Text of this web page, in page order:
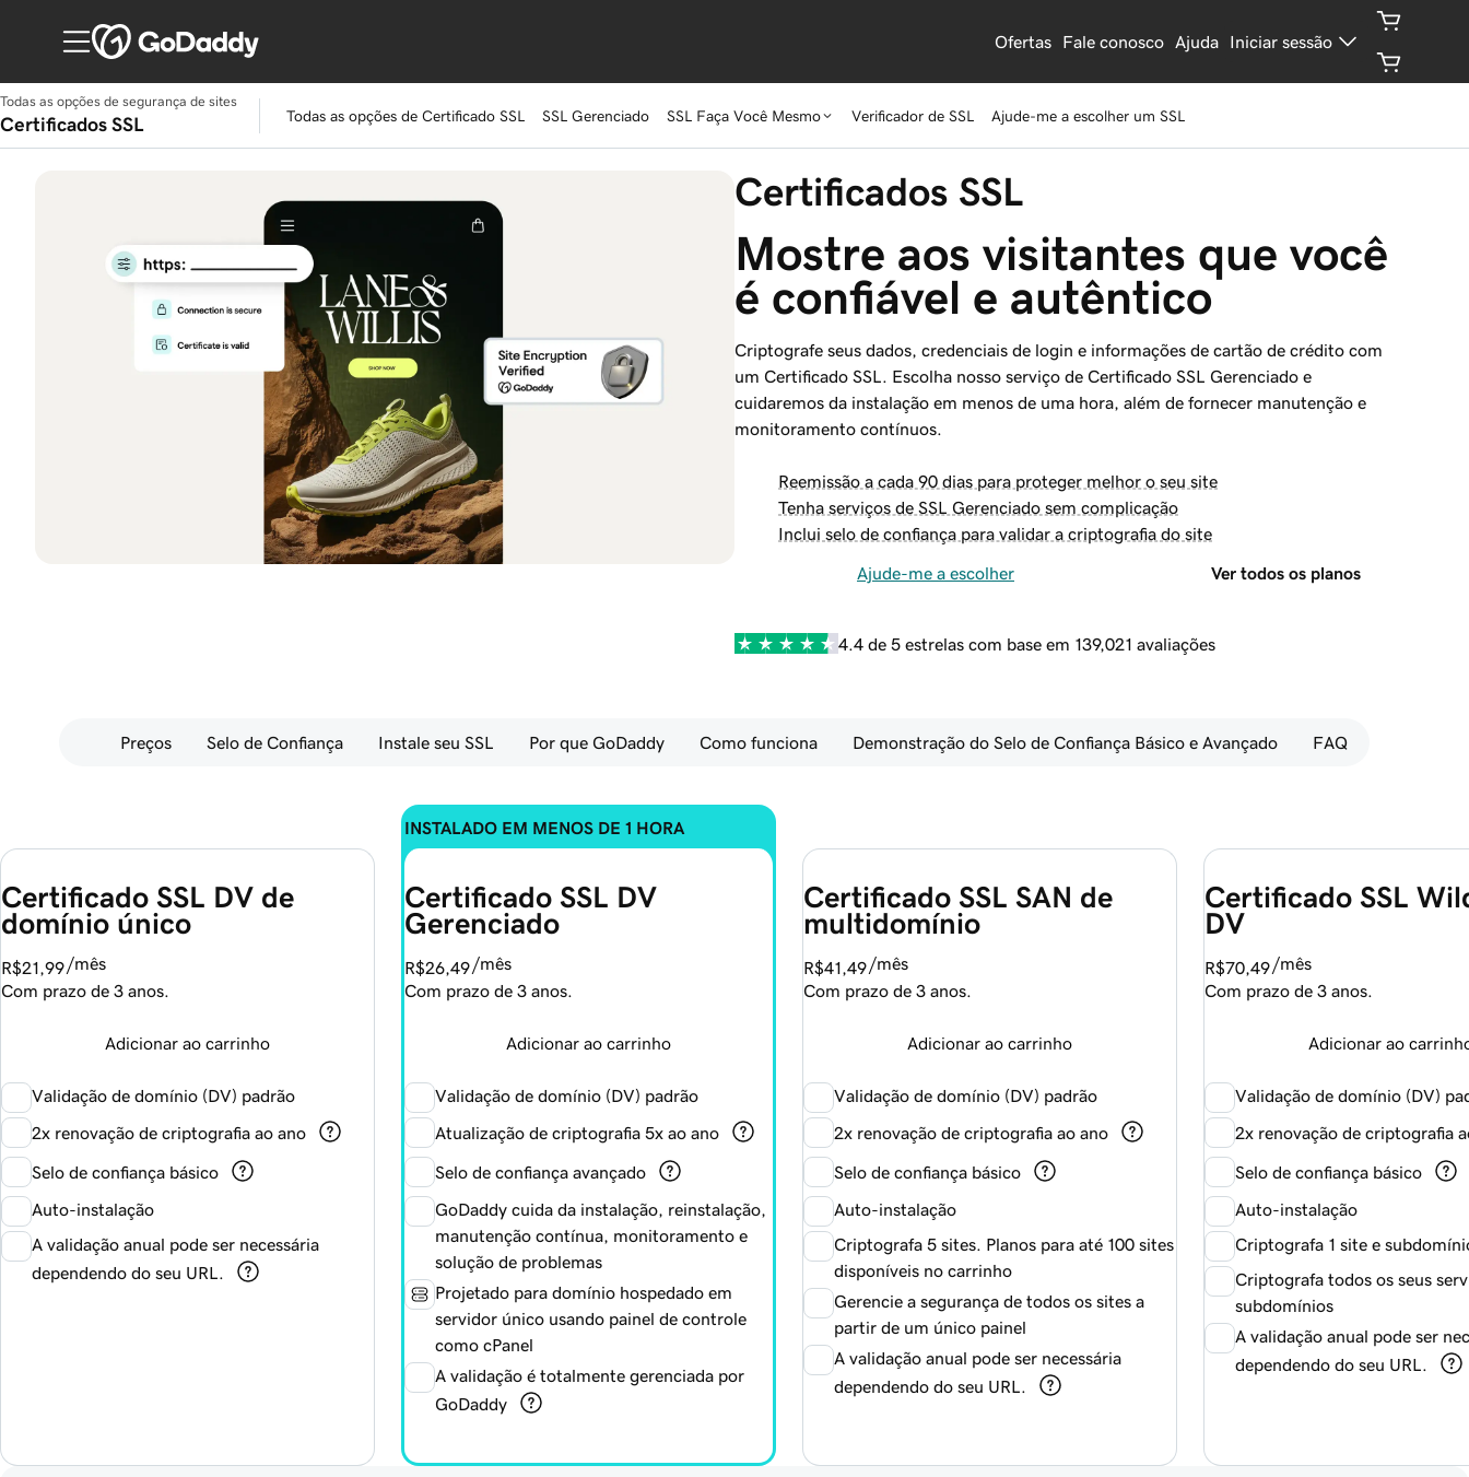
Ofertas Fale conosco Ajuda Iniciar sessão
Todas as opções de segurança de sites
Certificados SSL Todas as opções de Certificado SSL SSL Gerenciado SSL Faça Você Mesmo Verificador de SSL Ajude-me a escolher um SSL
Certificados SSL
Mostre aos visitantes que você
é confiável e autêntico
Criptografe seus dados, credenciais de login e informações de cartão de crédito com
um Certificado SSL. Escolha nosso serviço de Certificado SSL Gerenciado e
cuidaremos da instalação em menos de uma hora, além de fornecer manutenção e
monitoramento contínuos.
Reemissão a cada 90 dias para proteger melhor o seu site
Tenha serviços de SSL Gerenciado sem complicação
Inclui selo de confiança para validar a criptografia do site
Ajude-me a escolher Ver todos os planos
4.4 de 5 estrelas com base em 139,021 avaliações
Preços Selo de Confiança Instale seu SSL Por que GoDaddy Como funciona Demonstração do Selo de Confiança Básico e Avançado FAQ
Certificado SSL DV de
domínio único
R$21,99 /mês
Com prazo de 3 anos.
Adicionar ao carrinho
Validação de domínio (DV) padrão
2x renovação de criptografia ao ano
Selo de confiança básico
Auto-instalação
A validação anual pode ser necessária
dependendo do seu URL.
INSTALADO EM MENOS DE 1 HORA
Certificado SSL DV
Gerenciado
R$26,49 /mês
Com prazo de 3 anos.
Adicionar ao carrinho
Validação de domínio (DV) padrão
Atualização de criptografia 5x ao ano
Selo de confiança avançado
GoDaddy cuida da instalação, reinstalação,
manutenção contínua, monitoramento e
solução de problemas
Projetado para domínio hospedado em
servidor único usando painel de controle
como cPanel
A validação é totalmente gerenciada por
GoDaddy
Certificado SSL SAN de
multidomínio
R$41,49 /mês
Com prazo de 3 anos.
Adicionar ao carrinho
Validação de domínio (DV) padrão
2x renovação de criptografia ao ano
Selo de confiança básico
Auto-instalação
Criptografa 5 sites. Planos para até 100 sites
disponíveis no carrinho
Gerencie a segurança de todos os sites a
partir de um único painel
A validação anual pode ser necessária
dependendo do seu URL.
Certificado SSL
DV
R$70,49 /mês
Com prazo de 3 anos.
Adicionar ao
Validação de domínio (DV)
2x renovação de criptografia
Selo de confiança básico
Auto-instalação
Criptografa 1 site e
Criptografa todos os seus
subdomínios
A validação anual pode ser
dependendo do seu URL.